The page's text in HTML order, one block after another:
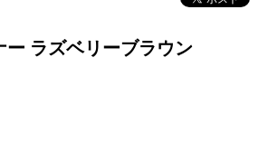
ー ラズベリーブラウン